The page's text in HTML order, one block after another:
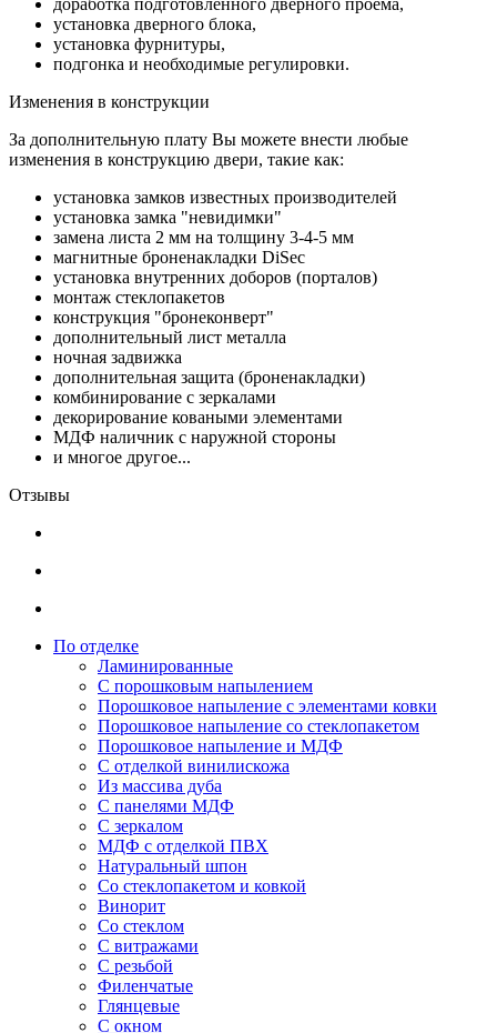
доработка подготовленного дверного проема,
установка дверного блока,
установка фурнитуры,
подгонка и необходимые регулировки.
Изменения в конструкции
За дополнительную плату Вы можете внести любые
изменения в конструкцию двери, такие как:
установка замков известных производителей
установка замка "невидимки"
замена листа 2 мм на толщину 3-4-5 мм
магнитные броненакладки DiSec
установка внутренних доборов (порталов)
монтаж стеклопакетов
конструкция "бронеконверт"
дополнительный лист металла
ночная задвижка
дополнительная защита (броненакладки)
комбинирование с зеркалами
декорирование коваными элементами
МДФ наличник с наружной стороны
и многое другое...
Отзывы
По отделке
Ламинированные
С порошковым напылением
Порошковое напыление с элементами ковки
Порошковое напыление со стеклопакетом
Порошковое напыление и МДФ
С отделкой винилискожа
Из массива дуба
С панелями МДФ
С зеркалом
МДФ с отделкой ПВХ
Натуральный шпон
Со стеклопакетом и ковкой
Винорит
Со стеклом
С витражами
С резьбой
Филенчатые
Глянцевые
С окном